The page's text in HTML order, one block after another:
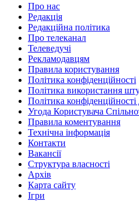
Про нас
Редакція
Редакційна політика
Про телеканал
Телеведучі
Рекламодавцям
Правила користування
Політика конфіденційності
Політика використання
Політика конфіденційності
Угода Користувача
Правила коментування
Технічна інформація
Контакти
Вакансії
Структура власності
Архів
Карта сайту
Ігри